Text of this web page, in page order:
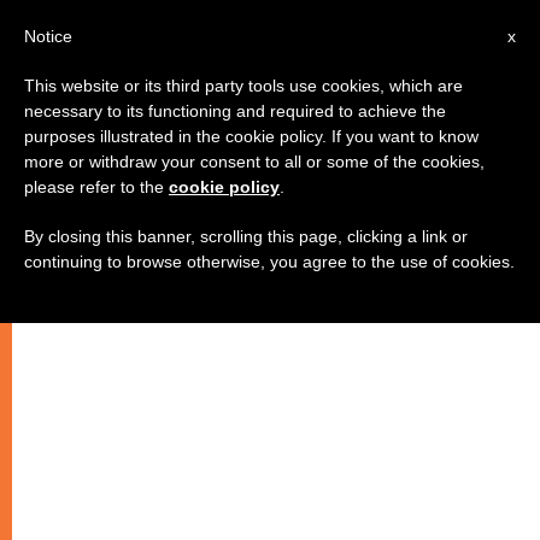
الإجهاض والقتل الرحيم: مظاهر
إرهاب جديد ذو وجه إنساني
x
Notice
This website or its third party tools use cookies, which are
necessary to its functioning and required to achieve the
purposes illustrated in the cookie policy. If you want to know
more or withdraw your consent to all or some of the cookies,
please refer to the cookie policy
By closing this banner, scrolling this page, clicking a link or
continuing to browse otherwise, you agree to the use of cookies.